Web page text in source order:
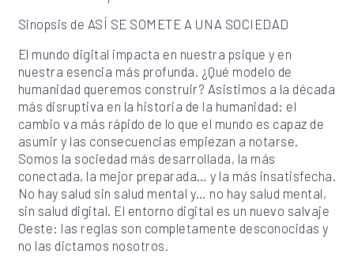
Sinopsis de ASÍ SE SOMETE A UNA SOCIEDAD
El mundo digital impacta en nuestra psique y en
nuestra esencia más profunda. ¿Qué modelo de
humanidad queremos construir? Asistimos a la década
más disruptiva en la historia de la humanidad: el
cambio va más rápido de lo que el mundo es capaz de
asumir y las consecuencias empiezan a notarse.
Somos la sociedad más desarrollada, la más
conectada, la mejor preparada… y la más insatisfecha.
No hay salud sin salud mental y… no hay salud mental,
sin salud digital. El entorno digital es un nuevo salvaje
Oeste: las reglas son completamente desconocidas y
no las dictamos nosotros.